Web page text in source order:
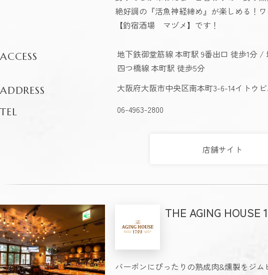
絶好調の『活魚神経締め』が楽しめる！
【釣宿酒場 マヅメ】です！
ACCESS
地下鉄御堂筋線 本町駅 9番出口 徒歩1分
四つ橋線 本町駅 徒歩5分
ADDRESS 大阪府大阪市中央区南本町3-6-14イトウ
TEL 06-4963-2800
店舗サイト
THE AGING HOUSE
バーボンにぴったりの熟成肉&燻製をジ